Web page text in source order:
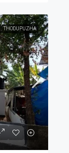
THODUPUZHA